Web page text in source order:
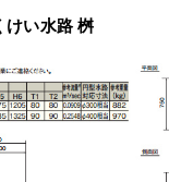
けい水路 桝